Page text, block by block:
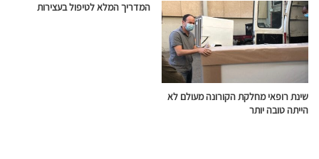
שינת רופאי מחלקת הקורונה מעולם לא
הייתה טובה יותר
המדריך המלא לטיפול בעצירות